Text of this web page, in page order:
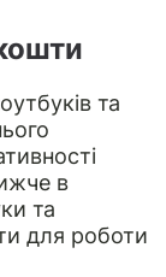
та
в
та
для роботи